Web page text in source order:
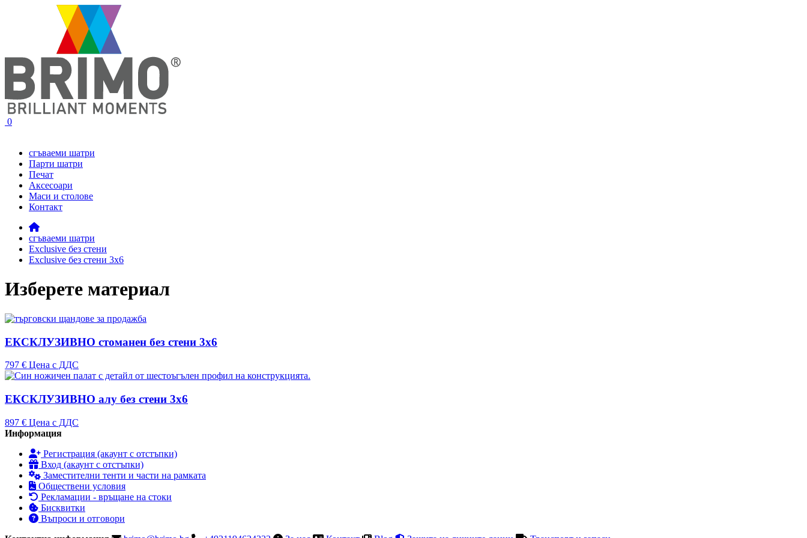
0
сгъваеми шатри
Парти шатри
Печат
Аксесоари
Маси и столове
Контакт
сгъваеми шатри
Exclusive без стени
Exclusive без стени 3x6
Изберете материал
ЕКСКЛУЗИВНО стоманен без стени 3x6
797 € Цена с ДДС
ЕКСКЛУЗИВНО алу без стени 3x6
897 € Цена с ДДС
Информация
Регистрация (акаунт с отстъпки)
Вход (акаунт с отстъпки)
Заместителни тенти и части на рамката
Обществени условия
Рекламации - връщане на стоки
Бисквитки
Въпроси и отговори